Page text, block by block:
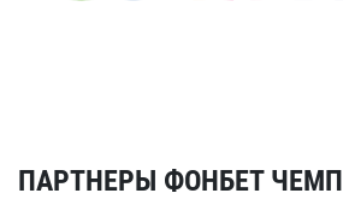
ПАРТНЕРЫ ФОНБЕТ